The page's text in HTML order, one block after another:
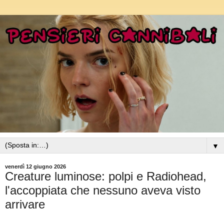
▼
venerdì 12 giugno 2026
Creature luminose: polpi e Radiohead,
l'accoppiata che nessuno aveva visto
arrivare